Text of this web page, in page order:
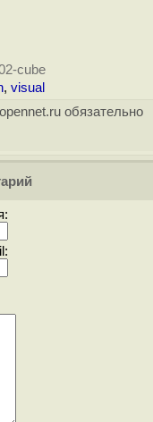
cube
, visual
обязательно